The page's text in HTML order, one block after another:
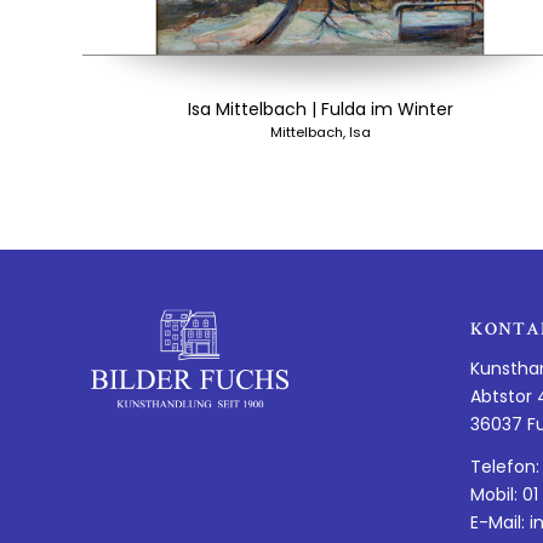
Isa Mittelbach | Fulda im Winter
Mittelbach, Isa
Abtstor
36037
Mobil:
E-Mail: